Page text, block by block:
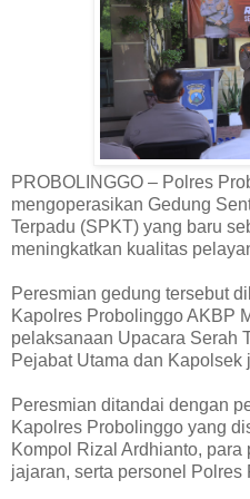
PROBOLINGGO – Polres
mengoperasikan Gedung
Terpadu (SPKT) yang baru
meningkatkan kualitas
Peresmian gedung tersebut
Kapolres Probolinggo AKBP
pelaksanaan Upacara Serah
Pejabat Utama dan Kapolsek
Peresmian ditandai dengan
Kapolres Probolinggo yang
Kompol Rizal Ardhianto,
jajaran, serta personel Polres